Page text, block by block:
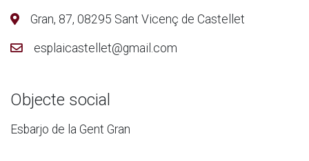
Gran, 87, 08295 Sant Vicenç de Castellet
esplaicastellet@gmail.com
Objecte social
Esbarjo de la Gent Gran